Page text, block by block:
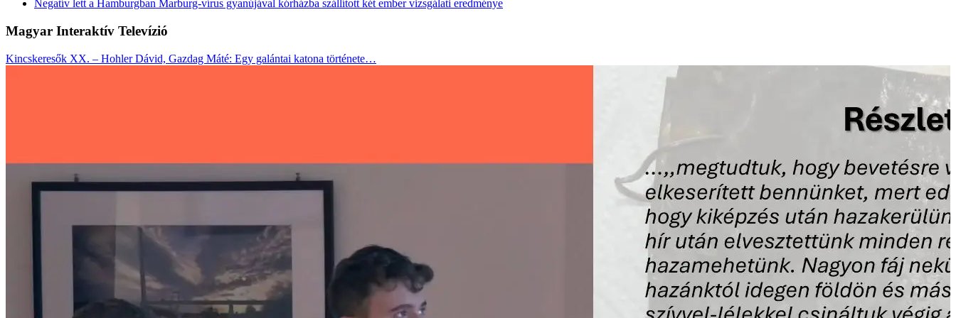
Negatív lett a Hamburgban Marburg-vírus gyanújával kórházba szállított két ember vizsgálati eredménye
Magyar Interaktív Televízió
Kincskeresők XX. – Hohler Dávid, Gazdag Máté: Egy galántai katona története…